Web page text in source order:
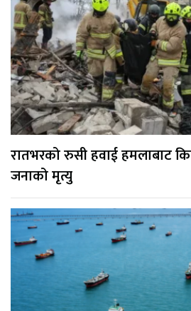
रातभरको रुसी हवाई हमलाबाट
जनाको मृत्यु